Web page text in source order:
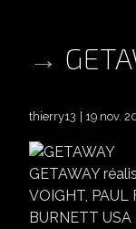
thierry13 19 nov.
GETAWAY
VOIGHT, PAUL
BURNETT